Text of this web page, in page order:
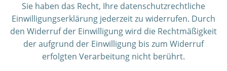
Sie haben das Recht, Ihre datenschutzrechtliche
Einwilligungserklärung jederzeit zu widerrufen. Durch
den Widerruf der Einwilligung wird die Rechtmäßigkeit
der aufgrund der Einwilligung bis zum Widerruf
erfolgten Verarbeitung nicht berührt.